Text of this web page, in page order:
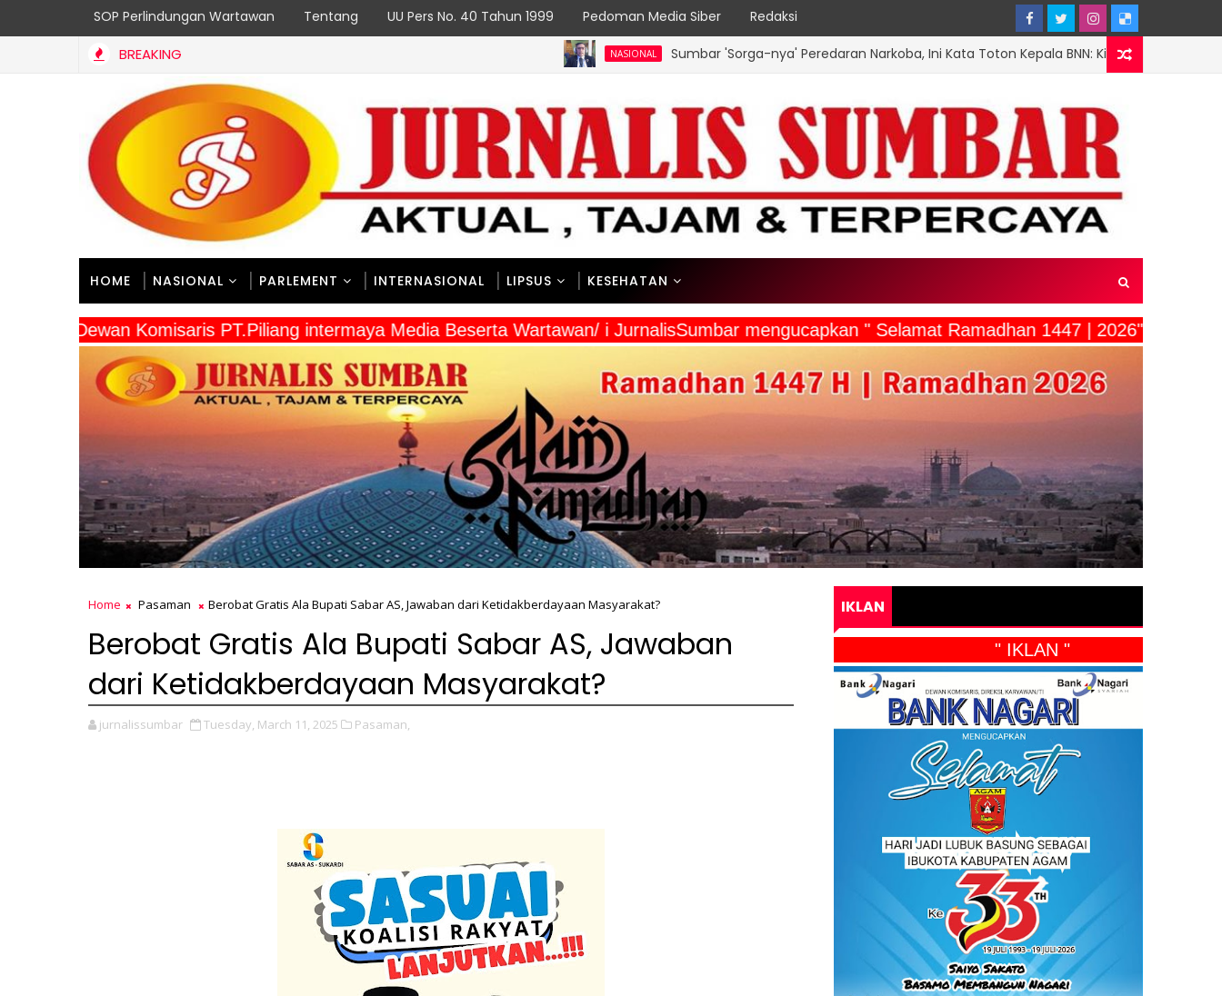
SOP Perlindungan Wartawan Tentang UU Pers No. 40 Tahun 1999 Pedoman Media Siber Redaksi
BREAKING Sumbar 'Sorga-nya' Peredaran Narkoba, Ini Kata Toton Kepala BNN: Kita Bikin "Neraka"
HOME NASIONAL PARLEMENT INTERNASIONAL LIPSUS KESEHATAN
" Dewan Komisaris PT.Piliang intermaya Media Beserta Wartawan/ i JurnalisSumbar mengucapkan " Selamat Ramadhan 1447 | 2026"
Home Pasaman Berobat Gratis Ala Bupati Sabar AS, Jawaban dari Ketidakberdayaan Masyarakat?
Berobat Gratis Ala Bupati Sabar AS, Jawaban
dari Ketidakberdayaan Masyarakat?
jurnalissumbar Tuesday, March 11, 2025 Pasaman,
IKLAN
" IKLAN "